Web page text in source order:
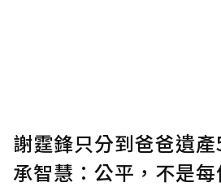
謝霆鋒只分到爸爸遺
承智慧：公平，不是